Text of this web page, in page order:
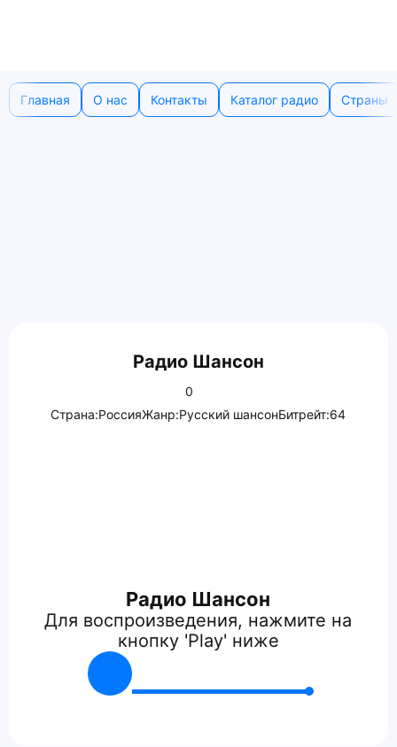
Главная О нас Контакты Каталог радио Страны
Радио Шансон
0
Страна:РоссияЖанр:Русский шансонБитрейт:64
Радио Шансон
Для воспроизведения, нажмите на
кнопку 'Play' ниже